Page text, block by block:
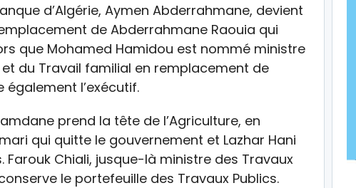
d’Algérie, Aymen Abderrahmane, devient
de Abderrahmane Raouia qui
que Mohamed Hamidou est nommé ministre
et du Travail familial en remplacement de
l’exécutif.
prend la tête de l’Agriculture, en
qui quitte le gouvernement et Lazhar Hani
Chiali, jusque-là ministre des Travaux
le portefeuille des Travaux Publics.